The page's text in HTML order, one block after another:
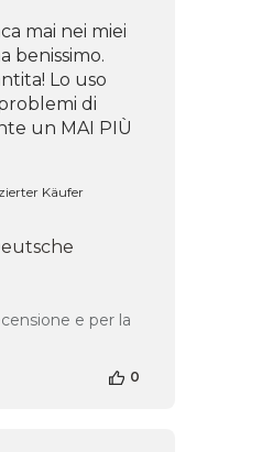
mai nei miei
benissimo.
Lo uso
di
un MAI PIÙ
Käufer
e per la
0